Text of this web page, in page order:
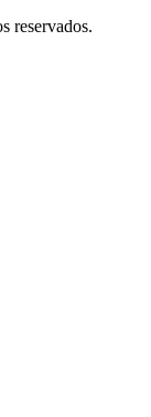
reservados.